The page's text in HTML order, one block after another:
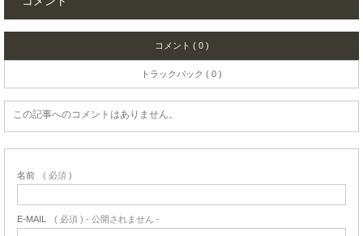
コメント ( 0 )
トラックバック ( 0 )
この記事へのコメントはありません。
名前 ( 必須 )
E-MAIL ( 必須 ) - 公開されません -